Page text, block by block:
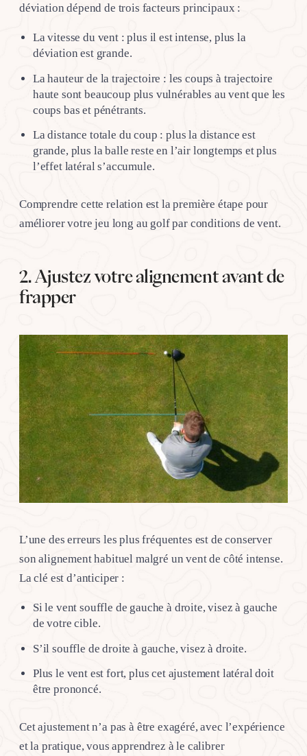
déviation dépend de trois facteurs principaux :
La vitesse du vent : plus il est intense, plus la
déviation est grande.
La hauteur de la trajectoire : les coups à trajectoire
haute sont beaucoup plus vulnérables au vent que les
coups bas et pénétrants.
La distance totale du coup : plus la distance est
grande, plus la balle reste en l’air longtemps et plus
l’effet latéral s’accumule.
Comprendre cette relation est la première étape pour
améliorer votre jeu long au golf par conditions de vent.
2. Ajustez votre alignement avant de
frapper
L’une des erreurs les plus fréquentes est de conserver
son alignement habituel malgré un vent de côté intense.
La clé est d’anticiper :
Si le vent souffle de gauche à droite, visez à gauche
de votre cible.
S’il souffle de droite à gauche, visez à droite.
Plus le vent est fort, plus cet ajustement latéral doit
être prononcé.
Cet ajustement n’a pas à être exagéré, avec l’expérience
et la pratique, vous apprendrez à le calibrer